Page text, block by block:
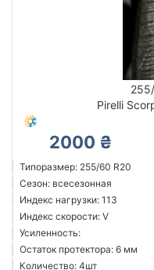
Pirelli
2000 ₴
Типоразмер: 255/60 R20
Сезон: всесезонная
Индекс нагрузки: 113
Индекс скорости: V
Усиленность:
Остаток протектора: 6 мм
Количество: 4шт